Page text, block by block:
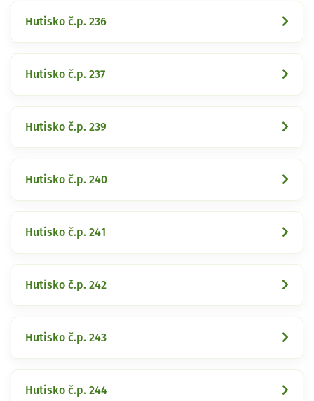
Hutisko č.p. 236
Hutisko č.p. 237
Hutisko č.p. 239
Hutisko č.p. 240
Hutisko č.p. 241
Hutisko č.p. 242
Hutisko č.p. 243
Hutisko č.p. 244